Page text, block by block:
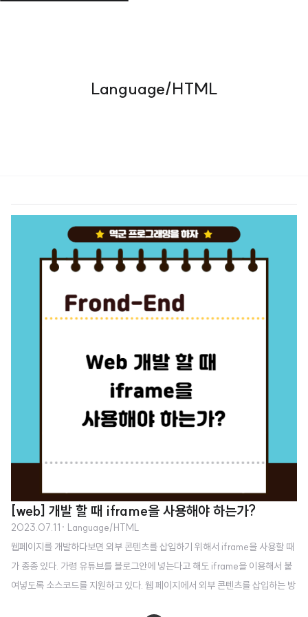
Language/HTML
[web] 개발 할 때 iframe을 사용해야 하는가?
2023.07.11 · Language/HTML
웹페이지를 개발하다보면 외부 콘텐츠를 삽입하기 위해서 iframe을 사용할 때
가 종종 있다. 가령 유튜브를 블로그안에 넣는다고 해도 iframe을 이용해서 붙
여넣도록 소스코드를 지원하고 있다. 웹 페이지에서 외부 콘텐츠를 삽입하는 방